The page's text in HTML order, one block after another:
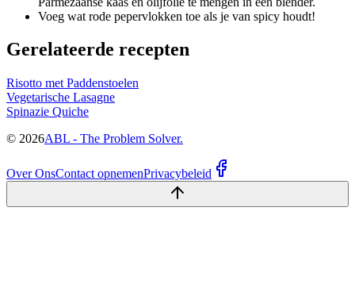
Voeg wat rode pepervlokken toe als je van spicy houdt!
Gerelateerde recepten
Risotto met Paddenstoelen
Vegetarische Lasagne
Spinazie Quiche
© 2026ABL - The Problem Solver.
Over OnsContact opnemenPrivacybeleid